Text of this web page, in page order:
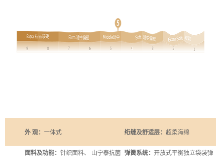
外 观： 一体式 绗缝及舒适层： 超柔海绵
面料及功能： 针织面料、 山宁泰抗菌 弹簧系统： 开放式平衡独立袋装弹